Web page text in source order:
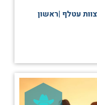
עטלף |ראשון